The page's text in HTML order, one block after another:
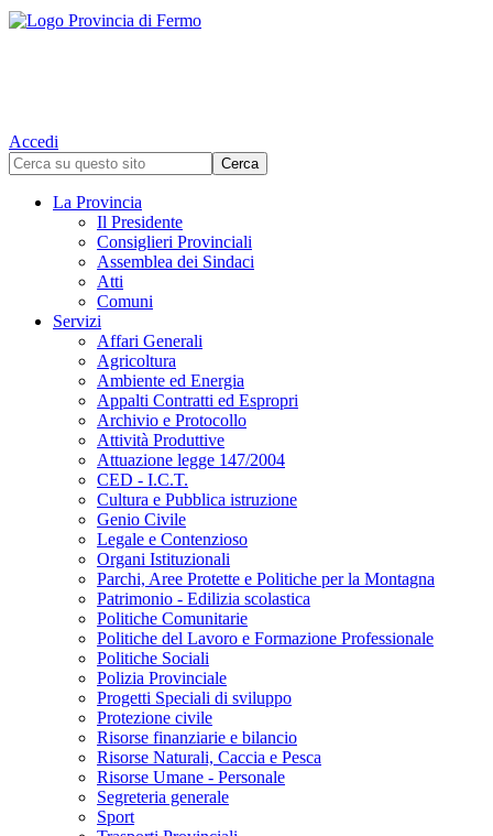
Accedi
La Provincia
Il Presidente
Consiglieri Provinciali
Assemblea dei Sindaci
Atti
Comuni
Servizi
Affari Generali
Agricoltura
Ambiente ed Energia
Appalti Contratti ed Espropri
Archivio e Protocollo
Attività Produttive
Attuazione legge 147/2004
CED - I.C.T.
Cultura e Pubblica istruzione
Genio Civile
Legale e Contenzioso
Organi Istituzionali
Parchi, Aree Protette e Politiche per la Montagna
Patrimonio - Edilizia scolastica
Politiche Comunitarie
Politiche del Lavoro e Formazione Professionale
Politiche Sociali
Polizia Provinciale
Progetti Speciali di sviluppo
Protezione civile
Risorse finanziarie e bilancio
Risorse Naturali, Caccia e Pesca
Risorse Umane - Personale
Segreteria generale
Sport